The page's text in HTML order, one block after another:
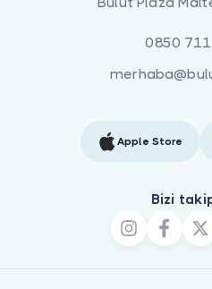
0850
Apple Store
Bizi